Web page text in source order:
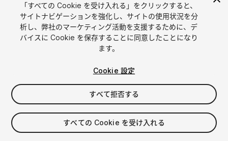
1 /3
$69.99
消費税は決済時に計算されます
「すべての Cookie を受け入れる」をクリックすると、
サイトナビゲーションを強化し、サイトの使用状況を分
析し、弊社のマーケティング活動を支援するために、デ
バイスに Cookie を保存することに同意したことになり
ます。
Cookie 設定
すべて拒否する
すべての Cookie を受け入れる